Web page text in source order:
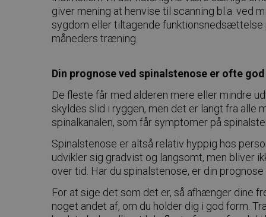
giver mening at henvise til scanning bl.a. ved
sygdom eller tiltagende funktionsnedsættelse
måneders træning.
Din prognose ved spinalstenose er ofte god
De fleste får med alderen mere eller mindre
skyldes slid i ryggen, men det er langt fra alle
spinalkanalen, som får symptomer på
Spinalstenose er altså relativ hyppig hos
udvikler sig gradvist og langsomt, men bliver
over tid. Har du spinalstenose, er din prognose
For at sige det som det er, så afhænger dine
noget andet af, om du holder dig i god form.